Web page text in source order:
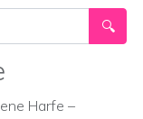
Harfe –